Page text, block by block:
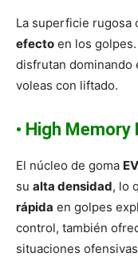
La superficie rugosa
efecto en los
disfrutan dominando
voleas con liftado.
• High Memory
El núcleo de goma
su alta densidad, lo
rápida en golpes
control, también
situaciones